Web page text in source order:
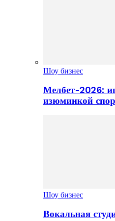
Шоу бизнес
Мелбет-2026:
изюминкой
Шоу бизнес
Вокальная